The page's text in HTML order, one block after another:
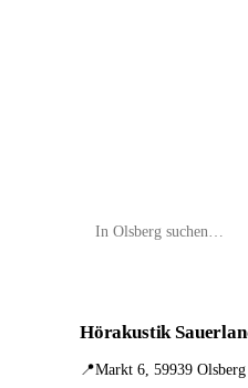
Hörakustik
📍Markt 6, 59939 Olsberg